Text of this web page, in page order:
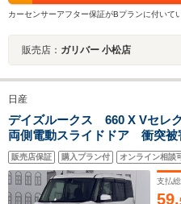
カーセンサーアフター保証がBプランに付いて
販売店： ガリバー 小松店
日産
デイズルークス 660 X Vセレ
両側電動スライドドア 衝突
トキー アイドリングストッ
チシート CVT 盗難防止
アルミホイール
販売店保証 購入プラン付 オンライン相談
支払
59.